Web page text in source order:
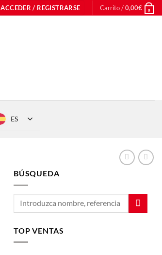
ACCEDER / REGISTRARSE Carrito /0,00€ 0
ES
BÚSQUEDA
TOP VENTAS